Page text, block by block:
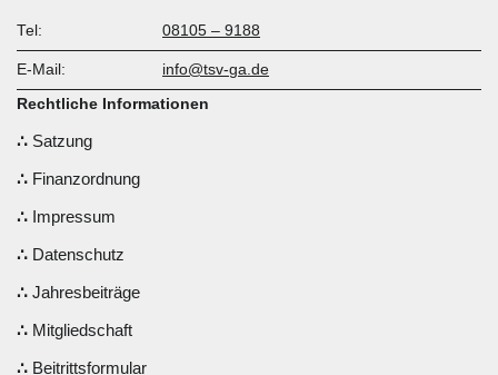
Tel: 08105 – 9188
E-Mail: info@tsv-ga.de
Rechtliche Informationen
Satzung
Finanzordnung
Impressum
Datenschutz
Jahresbeiträge
Mitgliedschaft
Beitrittsformular